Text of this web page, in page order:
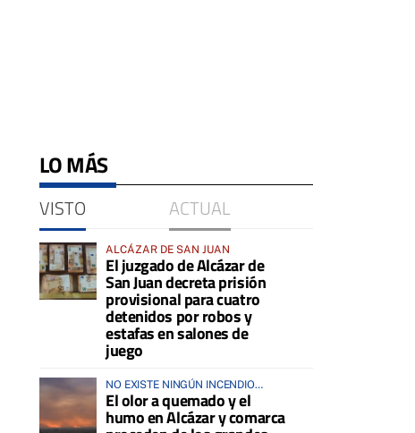
LO MÁS
VISTO ACTUAL
ALCÁZAR DE SAN JUAN
El juzgado de Alcázar de
San Juan decreta prisión
provisional para cuatro
detenidos por robos y
estafas en salones de
juego
NO EXISTE NINGÚN INCENDIO
ACTIVO EN LA COMARCA
El olor a quemado y el
humo en Alcázar y comarca